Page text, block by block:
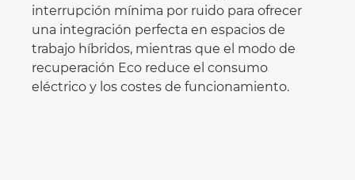
interrupción mínima por ruido para ofrecer
una integración perfecta en espacios de
trabajo híbridos, mientras que el modo de
recuperación Eco reduce el consumo
eléctrico y los costes de funcionamiento.